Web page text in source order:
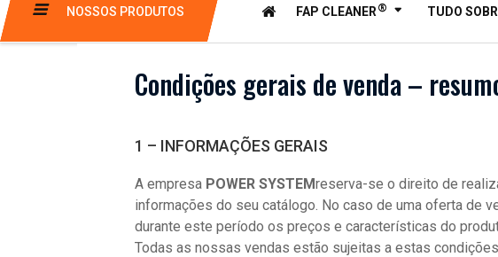
NOSSOS PRODUTOS FAP CLEANER ® TUDO
Condições gerais de venda –
1 – INFORMAÇÕES GERAIS
A empresa POWER SYSTEMreserva-se o direito de
informações do seu catálogo. No caso de uma oferta de
durante este período os preços e características do
Todas as nossas vendas estão sujeitas a estas